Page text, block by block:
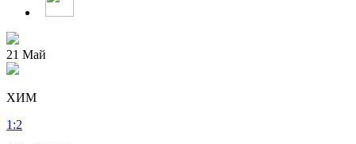
21 Май
ХИМ
1 :2